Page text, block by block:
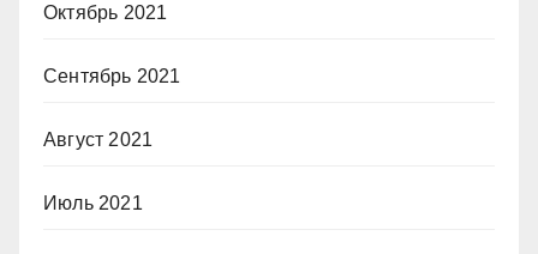
Октябрь 2021
Сентябрь 2021
Август 2021
Июль 2021